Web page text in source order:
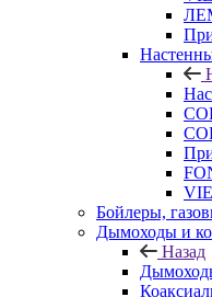
Бойлеры,
Дымоходы и
Назад